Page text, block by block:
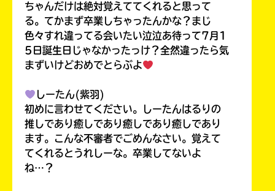
ちゃんだけは絶対覚えててくれると思って
る。てかまず卒業しちゃったんかな？まじ
色々すれ違ってる会いたい泣泣あ待って7月1
5日誕生日じゃなかったっけ？全然違ったら気
まずいけどおめでとらぶよ
しーたん(紫羽)
初めに言わせてください。しーたんはるりの
推しであり癒しであり癒しであり癒しであり
ます。こんな不審者でごめんなさい。覚えて
てくれるとうれしーな。卒業してないよ
ね…？